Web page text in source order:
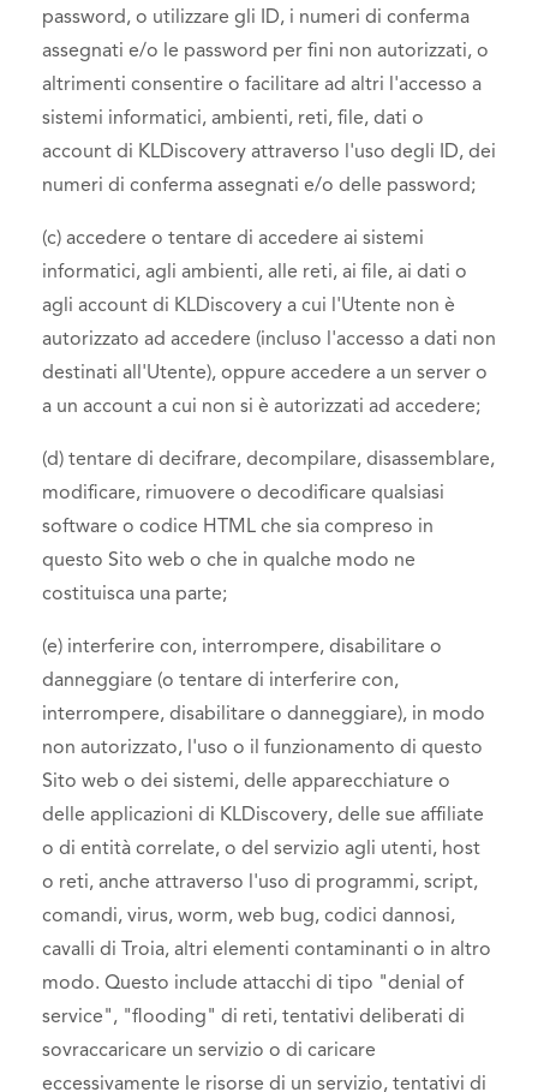
password, o utilizzare gli ID, i numeri di conferma
assegnati e/o le password per fini non autorizzati, o
altrimenti consentire o facilitare ad altri l'accesso a
sistemi informatici, ambienti, reti, file, dati o
account di KLDiscovery attraverso l'uso degli ID, dei
numeri di conferma assegnati e/o delle password;
(c) accedere o tentare di accedere ai sistemi
informatici, agli ambienti, alle reti, ai file, ai dati o
agli account di KLDiscovery a cui l'Utente non è
autorizzato ad accedere (incluso l'accesso a dati non
destinati all'Utente), oppure accedere a un server o
a un account a cui non si è autorizzati ad accedere;
(d) tentare di decifrare, decompilare, disassemblare,
modificare, rimuovere o decodificare qualsiasi
software o codice HTML che sia compreso in
questo Sito web o che in qualche modo ne
costituisca una parte;
(e) interferire con, interrompere, disabilitare o
danneggiare (o tentare di interferire con,
interrompere, disabilitare o danneggiare), in modo
non autorizzato, l'uso o il funzionamento di questo
Sito web o dei sistemi, delle apparecchiature o
delle applicazioni di KLDiscovery, delle sue affiliate
o di entità correlate, o del servizio agli utenti, host
o reti, anche attraverso l'uso di programmi, script,
comandi, virus, worm, web bug, codici dannosi,
cavalli di Troia, altri elementi contaminanti o in altro
modo. Questo include attacchi di tipo "denial of
service", "flooding" di reti, tentativi deliberati di
sovraccaricare un servizio o di caricare
eccessivamente le risorse di un servizio, tentativi di